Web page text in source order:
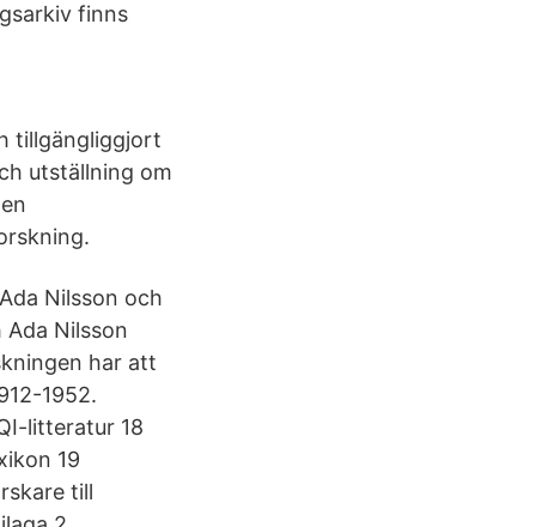
finns
tillgängliggjort
utställning om
Nilsson och
Nilsson
har att
1952.
litteratur 18
19
till